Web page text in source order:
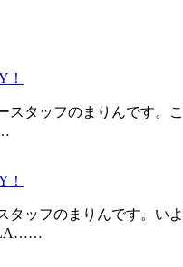
！
スタッフのまりんです。
！
タッフのまりんです。い